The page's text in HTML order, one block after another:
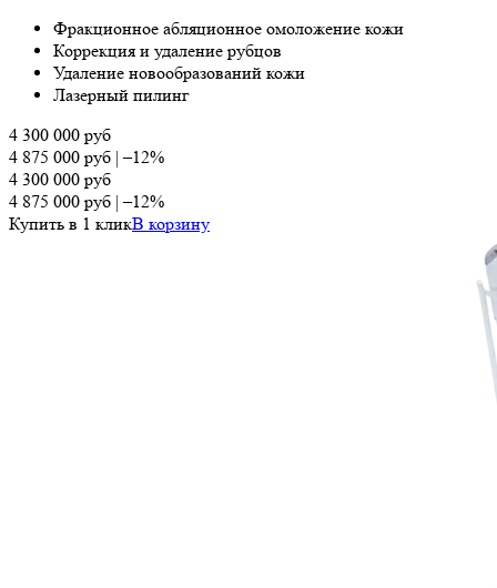
Фракционное абляционное омоложение кожи
Коррекция и удаление рубцов
Удаление новообразований кожи
Лазерный пилинг
4 300 000 руб
4 875 000 руб |–12%
4 300 000 руб
4 875 000 руб |–12%
Купить в 1 кликВ корзину